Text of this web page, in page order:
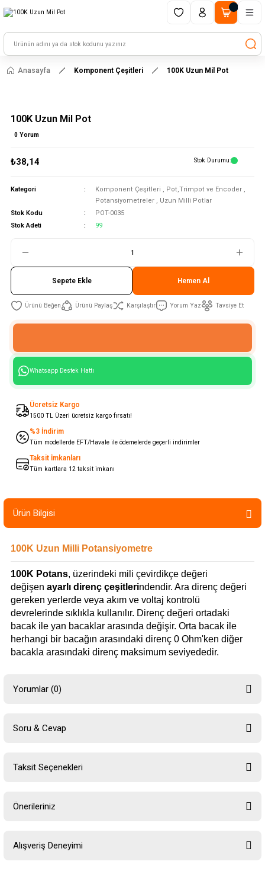
HAYAL ET - TASARLA - ÇALIŞTIR
Anasayfa Komponent Çeşitleri 100K Uzun Mil Pot
100K Uzun Mil Pot
0 Yorum
₺38,14 Stok Durumu
Kategori Komponent Çeşitleri , Pot,Trimpot ve Encoder ,
Potansiyometreler , Uzun Milli Potlar
Stok Kodu
POT-0035
Stok Adeti
99
Sepete Ekle Hemen Al
Ürünü Paylaş Karşılaştır Yorum Yaz Tavsiye Et
Whatsapp Destek Hattı
Ücretsiz Kargo
1500 TL Üzeri ücretsiz kargo fırsatı!
%3 İndirim
Tüm modellerde EFT/Havale ile ödemelerde geçerli indirimler
Taksit İmkanları
Tüm kartlara 12 taksit imkanı
Ürün Bilgisi
100K Uzun Milli Potansiyometre
100K Potans, üzerindeki mili çevirdikçe değeri
değişen ayarlı direnç çeşitlerindendir. Ara direnç değeri
gereken yerlerde veya akım ve voltaj kontrolü
devrelerinde sıklıkla kullanılır. Direnç değeri ortadaki
bacak ile yan bacaklar arasında değişir. Orta bacak ile
herhangi bir bacağın arasındaki direnç 0 Ohm'ken diğer
bacakla arasındaki direnç maksimum seviyededir.
Yorumlar (0)
Soru & Cevap
Taksit Seçenekleri
Önerileriniz
Bu ürünün fiyat bilgisi, resim, ürün açıklamalarında ve diğer konularda
yetersiz gördüğünüz noktaları öneri formunu kullanarak tarafımıza
Alışveriş Deneyimi